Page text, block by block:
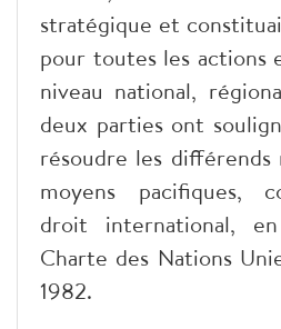
stratégique et
pour toutes les actions
niveau national,
deux parties ont
résoudre les différends
moyens pacifiques,
droit international,
Charte des Nations
1982.